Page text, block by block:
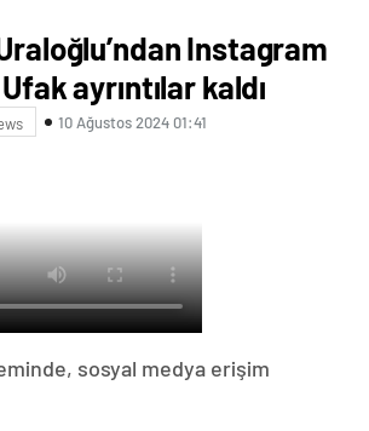
Instagram
ayrıntılar kaldı
10 Ağustos 2024 01:41
sosyal medya erişim